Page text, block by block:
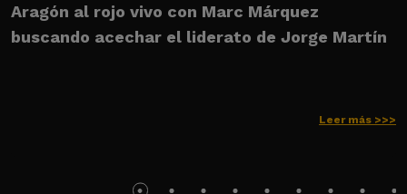
Aragón al rojo vivo con Marc Márquez
buscando acechar el liderato de Jorge Martín
Leer más >>>